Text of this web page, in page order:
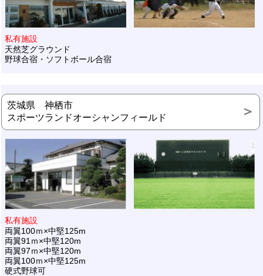
私有施設
天然芝グラウンド
野球合宿・ソフトボール合宿
茨城県 神栖市
スポーツランドオーシャンフィールド
私有施設
両翼100ｍ×中堅125m
両翼91ｍ×中堅120m
両翼97ｍ×中堅120m
両翼100ｍ×中堅125m
硬式野球可